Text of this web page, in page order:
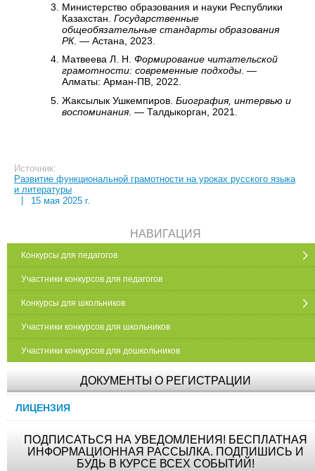
Министерство образования и науки Республики
Казахстан. Государственные
общеобязательные стандарты образования
РК. — Астана, 2023.
Матвеева Л. Н. Формирование читательской
грамотности: современные подходы. —
Алматы: Арман-ПВ, 2022.
Жаксылык Ушкемпиров. Биография, интервью и
воспоминания. — Талдыкорган, 2021.
Источник:
Развитие функциональной грамотности на уроках русского языка
и литературы
15 мая 2025 г.
НАВИГАЦИЯ
Конкурсы для педагогов
Участники конкурсов для педагогов
Конкурсы для школьников
Участники конкурсов для школьников
Участники конкурсов для дошкольников
ДОКУМЕНТЫ О РЕГИСТРАЦИИ
ЛИЦЕНЗИЯ
ПОДПИСАТЬСЯ НА УВЕДОМЛЕНИЯ! БЕСПЛАТНАЯ
ИНФОРМАЦИОННАЯ РАССЫЛКА. ПОДПИШИСЬ И
БУДЬ В КУРСЕ ВСЕХ СОБЫТИЙ!